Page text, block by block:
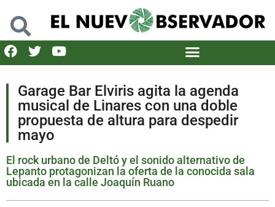
Garage Bar Elviris agita la agenda
musical de Linares con una doble
propuesta de altura para despedir
mayo
El rock urbano de Deltó y el sonido alternativo de
Lepanto protagonizan la oferta de la conocida sala
ubicada en la calle Joaquín Ruano